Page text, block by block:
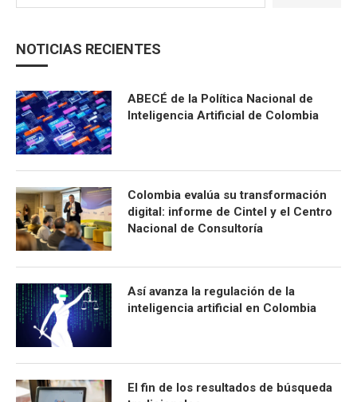
NOTICIAS RECIENTES
ABECÉ de la Política Nacional de
Inteligencia Artificial de Colombia
Colombia evalúa su transformación
digital: informe de Cintel y el Centro
Nacional de Consultoría
Así avanza la regulación de la
inteligencia artificial en Colombia
El fin de los resultados de búsqueda